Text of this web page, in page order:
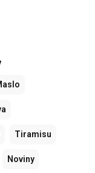
Tiramisu
Noviny